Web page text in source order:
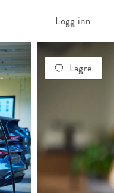
Logg inn
Lagre